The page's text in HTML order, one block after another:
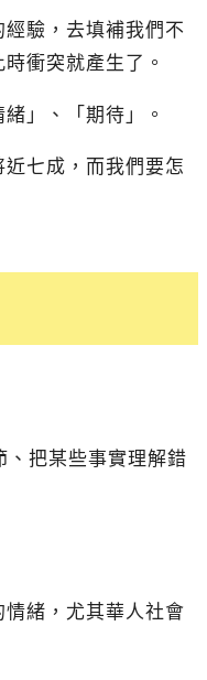
驗，去填補我們不
衝突就產生了。
」、「期待」。
七成，而我們要怎
、把某些事實理解錯
緒，尤其華人社會